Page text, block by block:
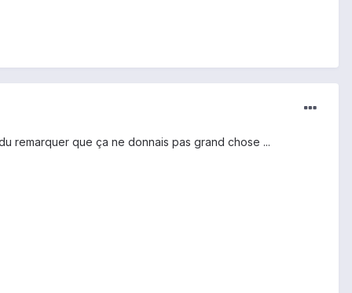
remarquer que ça ne donnais pas grand chose ...